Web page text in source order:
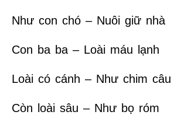
Như con chó – Nuôi giữ nhà
Con ba ba – Loài máu lạnh
Loài có cánh – Như chim câu
Còn loài sâu – Như bọ róm